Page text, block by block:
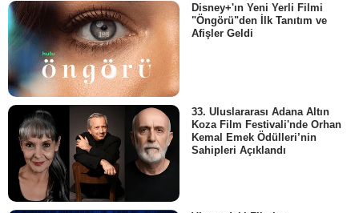
Disney+'ın Yeni Yerli Filmi
"Öngörü"den İlk Tanıtım ve
Afişler Geldi
33. Uluslararası Adana Altın
Koza Film Festivali'nde Orhan
Kemal Emek Ödülleri’nin
Sahipleri Açıklandı